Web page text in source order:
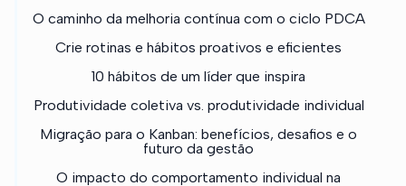
O caminho da melhoria contínua com o ciclo PDCA
Crie rotinas e hábitos proativos e eficientes
10 hábitos de um líder que inspira
Produtividade coletiva vs. produtividade individual
Migração para o Kanban: benefícios, desafios e o
futuro da gestão
O impacto do comportamento individual na